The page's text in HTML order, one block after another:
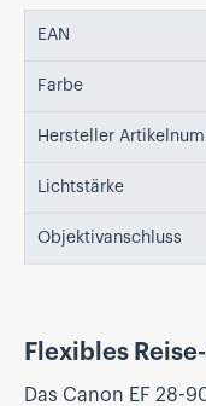
EAN
Farbe
Hersteller
Lichtstärke
Objektivanschluss
Flexibles
Das Canon EF 28-